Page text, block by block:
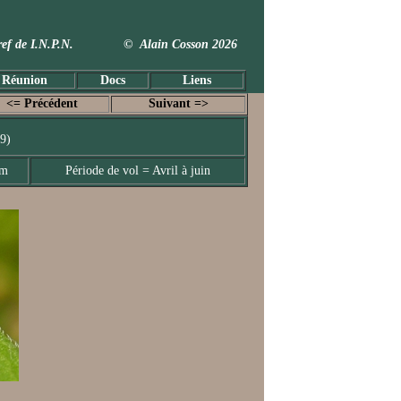
de I.N.P.N. © Alain Cosson 2026
Docs Liens
<= Précédent Suivant =>
Période de vol = Avril à juin